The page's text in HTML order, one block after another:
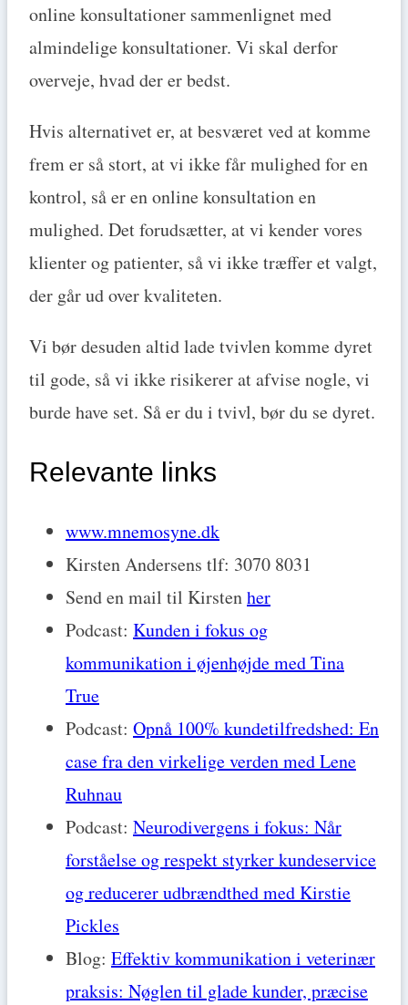
online konsultationer sammenlignet med
almindelige konsultationer. Vi skal derfor
overveje, hvad der er bedst.
Hvis alternativet er, at besværet ved at komme
frem er så stort, at vi ikke får mulighed for en
kontrol, så er en online konsultation en
mulighed. Det forudsætter, at vi kender vores
klienter og patienter, så vi ikke træffer et valgt,
der går ud over kvaliteten.
Vi bør desuden altid lade tvivlen komme dyret
til gode, så vi ikke risikerer at afvise nogle, vi
burde have set. Så er du i tvivl, bør du se dyret.
Relevante links
www.mnemosyne.dk
Kirsten Andersens tlf: 3070 8031
Send en mail til Kirstenher
Podcast: Kunden i fokus og
kommunikation i øjenhøjde med Tina
True
Podcast: Opnå 100% kundetilfredshed: En
case fra den virkelige verden med Lene
Ruhnau
Podcast: Neurodivergens i fokus: Når
forståelse og respekt styrker kundeservice
og reducerer udbrændthed med Kirstie
Pickles
Blog: Effektiv kommunikation i veterinær
praksis: Nøglen til glade kunder, præcise